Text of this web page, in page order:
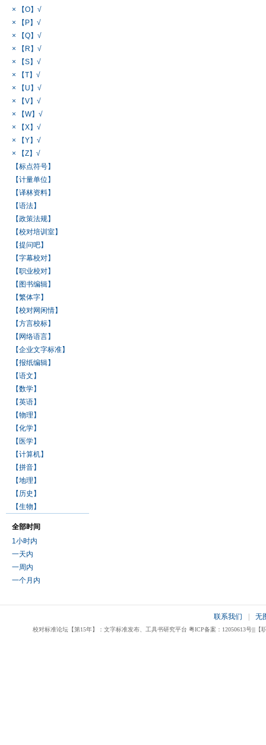
× 【O】√
× 【P】√
× 【Q】√
× 【R】√
× 【S】√
× 【T】√
× 【U】√
× 【V】√
× 【W】√
× 【X】√
× 【Y】√
× 【Z】√
【标点符号】
【计量单位】
【译林资料】
【语法】
【政策法规】
【校对培训室】
【提问吧】
【字幕校对】
【职业校对】
【图书编辑】
【繁体字】
【校对网闲情】
【方言校标】
【网络语言】
【企业文字标准】
【报纸编辑】
【语文】
【数学】
【英语】
【物理】
【化学】
【医学】
【计算机】
【拼音】
【地理】
【历史】
【生物】
全部时间
1小时内
一天内
一周内
一个月内
联系我们 无
校对标准论坛【第15年】：文字标准发布、工具书研究平台 粤ICP备案：12050613号|||【